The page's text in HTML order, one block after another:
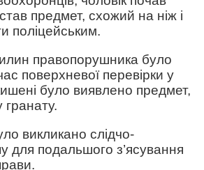
предмет, схожий на ніж і
поліцейським.
правопорушника було
поверхневої перевірки у
було виявлено предмет,
викликано слідчо-
для подальшого з’ясування